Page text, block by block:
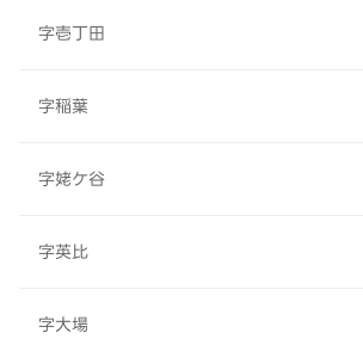
字壱丁田
字稲葉
字姥ケ谷
字英比
字大場